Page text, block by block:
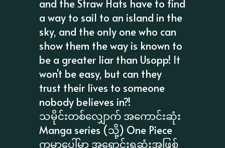
and the Straw Hats have to find
a way to sail to an island in the
sky, and the only one who can
show them the way is known to
be a greater liar than Usopp! It
won't be easy, but can they
trust their lives to someone
nobody believes in?!
သမိုင်းတစ်လျှောက် အကောင်းဆုံး
Manga series (သို့) One Piece
ကမ္ဘာပေါ်မှာ အရောင်းရဆုံးအဖြစ်